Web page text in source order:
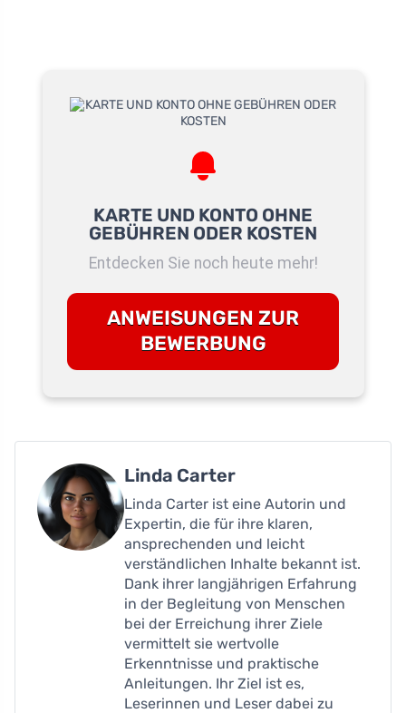
KARTE UND KONTO OHNE
GEBÜHREN ODER KOSTEN
Entdecken Sie noch heute mehr!
ANWEISUNGEN ZUR
BEWERBUNG
Linda Carter
Linda Carter ist eine Autorin und
Expertin, die für ihre klaren,
ansprechenden und leicht
verständlichen Inhalte bekannt ist.
Dank ihrer langjährigen Erfahrung
in der Begleitung von Menschen
bei der Erreichung ihrer Ziele
vermittelt sie wertvolle
Erkenntnisse und praktische
Anleitungen. Ihr Ziel ist es,
Leserinnen und Leser dabei zu